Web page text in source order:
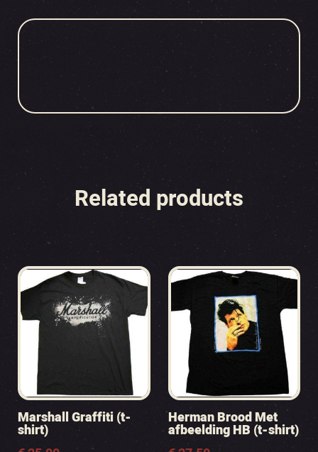
Related products
Marshall Graffiti (t-
shirt)
Herman Brood Met
afbeelding HB (t-shirt)